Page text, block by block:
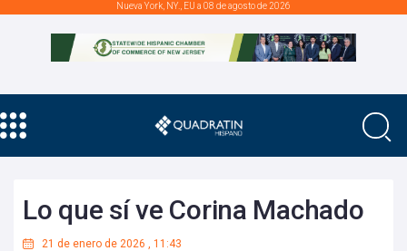
Nueva York, NY., EU a 08 de agosto de 2026
Lo que sí ve Corina Machado
21 de enero de 2026 , 11:43